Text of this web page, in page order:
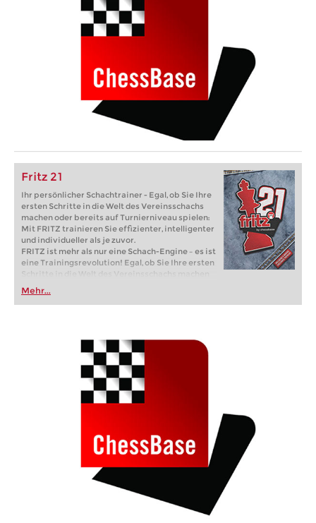
Fritz 21
Ihr persönlicher Schachtrainer - Egal, ob Sie Ihre
ersten Schritte in die Welt des Vereinsschachs
machen oder bereits auf Turnierniveau spielen:
Mit FRITZ trainieren Sie effizienter, intelligenter
und individueller als je zuvor.
FRITZ ist mehr als nur eine Schach-Engine – es ist
eine Trainingsrevolution! Egal, ob Sie Ihre ersten
Schritte in die Welt des Vereinsschachs machen
oder bereits auf Turnierniveau spielen: Mit
FRITZ trainieren Sie effizienter, intelligenter und
individueller als je zuvor.
Mehr...